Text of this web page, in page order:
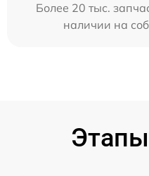
Более 20 тыс.
наличии на